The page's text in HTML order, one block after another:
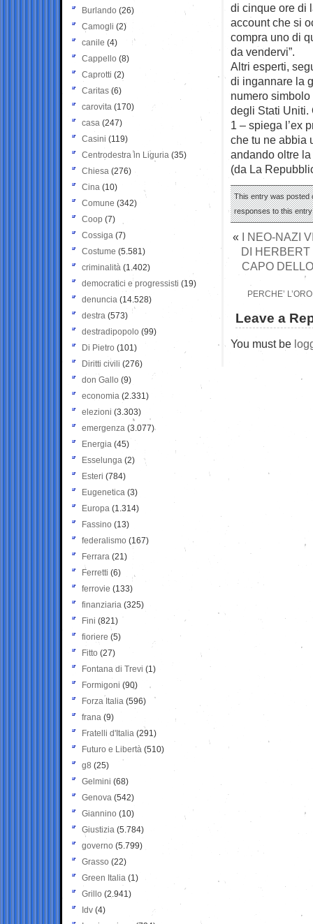
di cinque ore di
account che si
compra uno di
da vendervi”.
Altri esperti,
di ingannare la
numero
degli Stati Uniti.
1 – spiega l’ex
che tu ne abbia
andando oltre
(da La
This entry was posted
responses to this
« I NEO-NAZI
DI HERBERT
CAPO
PERCHE’
Leave a
You must be
Burlando (26)
Camogli (2)
canile (4)
Cappello (8)
Caprotti (2)
Caritas (6)
carovita (170)
casa (247)
Casini (119)
Centrodestra in Liguria (35)
Chiesa (276)
Cina (10)
Comune (342)
Coop (7)
Cossiga (7)
Costume (5.581)
criminalità (1.402)
democratici e progressisti (19)
denuncia (14.528)
destra (573)
destradipopolo (99)
Di Pietro (101)
Diritti civili (276)
don Gallo (9)
economia (2.331)
elezioni (3.303)
emergenza (3.077)
Energia (45)
Esselunga (2)
Esteri (784)
Eugenetica (3)
Europa (1.314)
Fassino (13)
federalismo (167)
Ferrara (21)
Ferretti (6)
ferrovie (133)
finanziaria (325)
Fini (821)
fioriere (5)
Fitto (27)
Fontana di Trevi (1)
Formigoni (90)
Forza Italia (596)
frana (9)
Fratelli d'Italia (291)
Futuro e Libertà (510)
g8 (25)
Gelmini (68)
Genova (542)
Giannino (10)
Giustizia (5.784)
governo (5.799)
Grasso (22)
Green Italia (1)
Grillo (2.941)
Idv (4)